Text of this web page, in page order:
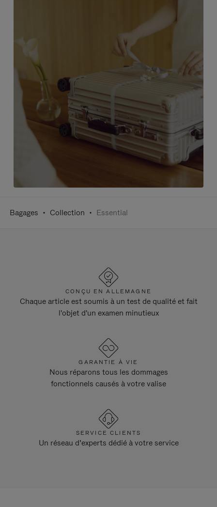
Bagages Collection Essential
CONÇU EN ALLEMAGNE
Chaque article est soumis à un test de qualité et fait
l'objet d'un examen minutieux
GARANTIE À VIE
Nous réparons tous les dommages
fonctionnels causés à votre valise
SERVICE CLIENTS
Un réseau d’experts dédié à votre service